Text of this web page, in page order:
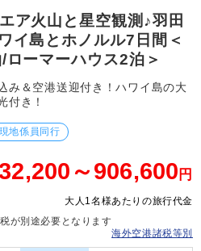
ア火山と星空観測♪羽田
イ島とホノルル7日間＜
ーマーハウス2泊＞
み＆空港送迎付き！ハワイ島の大
付き！
現地係員同行
～906,600 円
大人1名様あたりの旅行代金
が別途必要となります
海外空港諸税等別